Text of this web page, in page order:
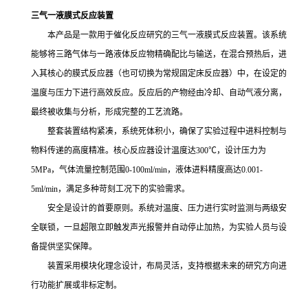
三气一液膜式反应装置
本产品是一款用于催化反应研究的三气一液膜式反应装置。该系统
能够将三路气体与一路液体反应物精确配比与输送，在混合预热后，进
入其核心的膜式反应器（也可切换为常规固定床反应器）中，在设定的
温度与压力下进行高效反应。反应后的产物经由冷却、自动气液分离，
最终被收集与分析，形成完整的工艺流路。
整套装置结构紧凑，系统死体积小，确保了实验过程中进料控制与
物料传递的高度精准。核心反应器设计温度达300℃，设计压力为
5MPa，气体流量控制范围0-100ml/min，液体进料精度高达0.001-
5ml/min，满足多种苛刻工况下的实验需求。
安全是设计的首要原则。系统对温度、压力进行实时监测与两级安
全联锁，一旦超限立即触发声光报警并自动停止加热，为实验人员与设
备提供坚实保障。
装置采用模块化理念设计，布局灵活，支持根据未来的研究方向进
行功能扩展或非标定制。